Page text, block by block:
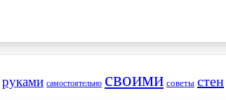
руками самостоятельно своими советы стен